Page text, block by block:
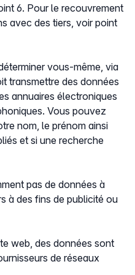
6. Pour le recouvrement
avec des tiers, voir point
vous-même, via
transmettre des données
annuaires électroniques
Vous pouvez
nom, le prénom ainsi
et si une recherche
pas de données à
à des fins de publicité ou
web, des données sont
de réseaux